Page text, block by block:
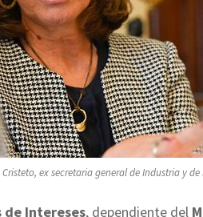
ex secretaria general de Industria y de
Intereses, dependiente del